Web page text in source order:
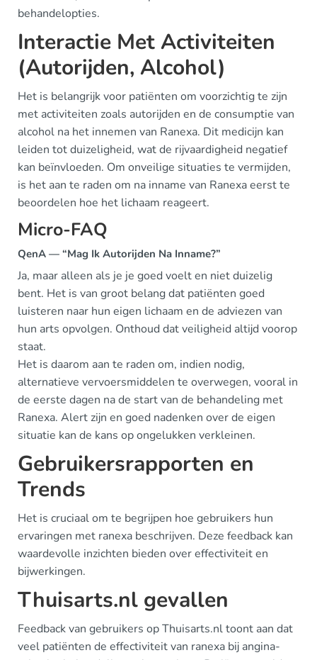
behandelopties.
Interactie Met Activiteiten
(Autorijden, Alcohol)
Het is belangrijk voor patiënten om voorzichtig te zijn
met activiteiten zoals autorijden en de consumptie van
alcohol na het innemen van Ranexa. Dit medicijn kan
leiden tot duizeligheid, wat de rijvaardigheid negatief
kan beïnvloeden. Om onveilige situaties te vermijden,
is het aan te raden om na inname van Ranexa eerst te
beoordelen hoe het lichaam reageert.
Micro-FAQ
QenA — “Mag Ik Autorijden Na Inname?”
Ja, maar alleen als je je goed voelt en niet duizelig
bent. Het is van groot belang dat patiënten goed
luisteren naar hun eigen lichaam en de adviezen van
hun arts opvolgen. Onthoud dat veiligheid altijd voorop
staat.
Het is daarom aan te raden om, indien nodig,
alternatieve vervoersmiddelen te overwegen, vooral in
de eerste dagen na de start van de behandeling met
Ranexa. Alert zijn en goed nadenken over de eigen
situatie kan de kans op ongelukken verkleinen.
Gebruikersrapporten en
Trends
Het is cruciaal om te begrijpen hoe gebruikers hun
ervaringen met ranexa beschrijven. Deze feedback kan
waardevolle inzichten bieden over effectiviteit en
bijwerkingen.
Thuisarts.nl gevallen
Feedback van gebruikers op Thuisarts.nl toont aan dat
veel patiënten de effectiviteit van ranexa bij angina-